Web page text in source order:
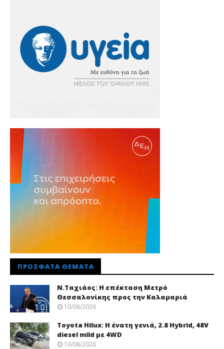
ΠΡΌΣΦΑΤΑ ΘΈΜΑΤΑ
Ν.Ταχιάος: Η επέκταση Μετρό
Θεσσαλονίκης προς την Καλαμαριά
10/08/2026
Toyota Hilux: Η ένατη γενιά, 2.8 Hybrid, 48V
diesel mild με 4WD
10/08/2026